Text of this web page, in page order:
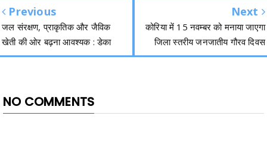
Previous
जल संरक्षण, प्राकृतिक और जैविक
खेती की ओर बढ़ना आवश्यक : डेका
Next
कोरिया में 15 नवम्बर को मनाया जाएगा
जिला स्तरीय जनजातीय गौरव दिवस
NO COMMENTS